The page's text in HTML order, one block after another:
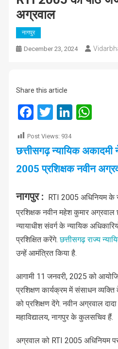
अग्रवाल
नागपुर
December 23, 2024
Share this article
Facebook
Twitter
Post Views: 934
छत्तीसगढ़ न्यायिक
2005 प्रशिक्षक नवीन
नागपुर : RTI 2005 अधिनियम के
प्रशिक्षक नवीन महेश कुमार अग्रवाल
न्यायाधीश संवर्ग के न्यायिक
प्रशिक्षित करेंगे.छत्तीसगढ़ राज्य
उन्हें आमंत्रित किया है.
आगामी 11 जनवरी, 2025 को
प्रशिक्षण कार्यक्रम में संसाधन
को प्रशिक्षण देंगे. नवीन अग्रवाल
महाविद्यालय, नागपुर के कुलसचिव हैं.
अग्रवाल को RTI 2005 अधिनियम पर